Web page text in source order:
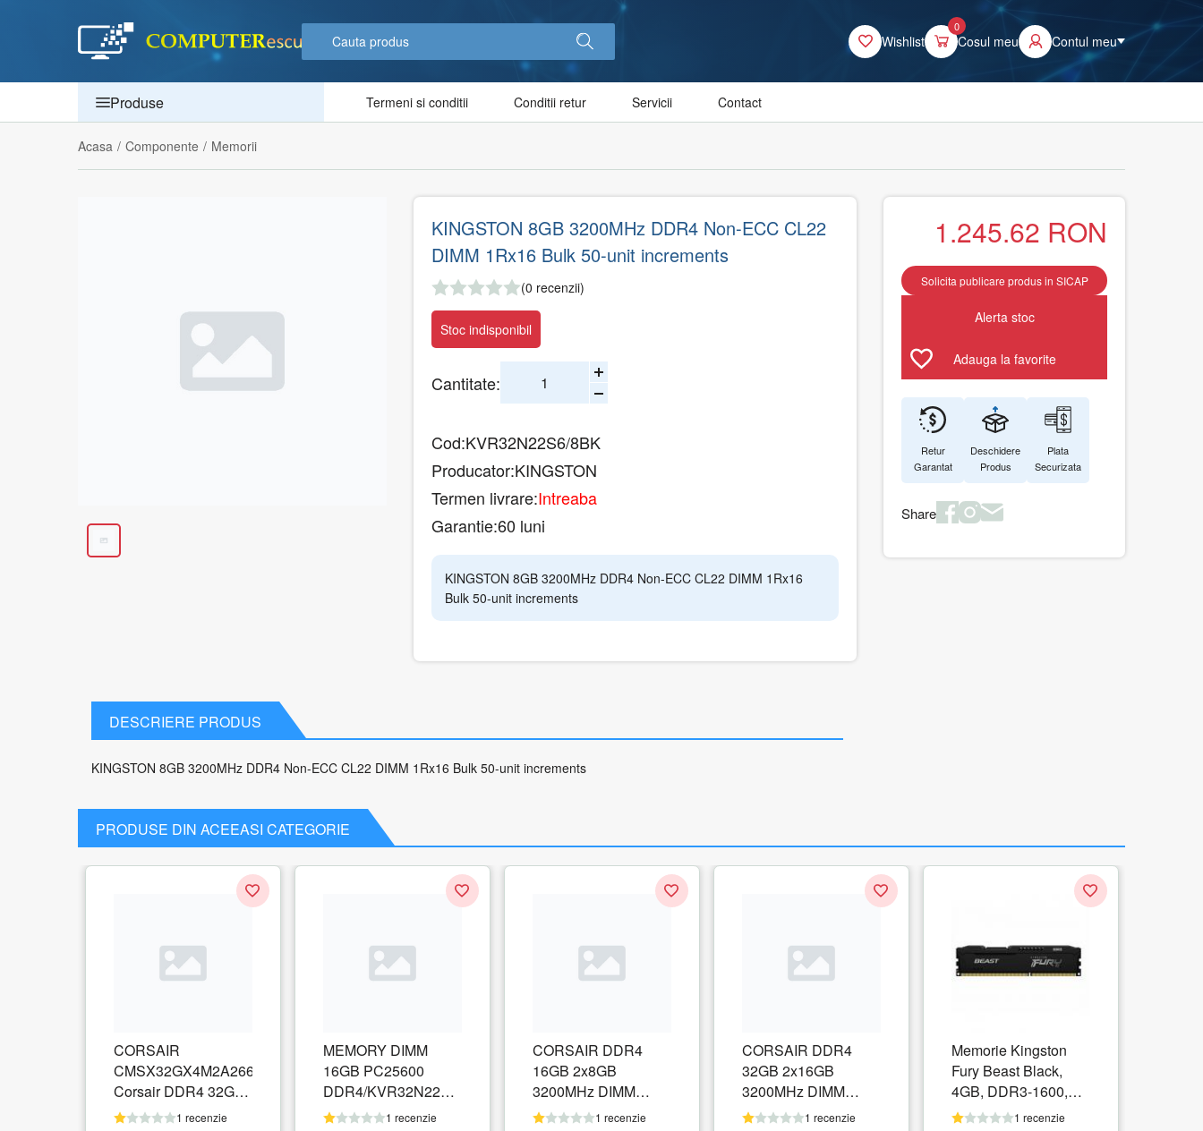
Wishlist
0
Cosul meu Contul meu
Produse Termeni si conditii Conditii retur Servicii Contact
Acasa / Componente / Memorii
KINGSTON 8GB 3200MHz DDR4 Non-ECC CL22
DIMM 1Rx16 Bulk 50-unit increments
(0 recenzii)
Stoc indisponibil
Cantitate:
Cod:KVR32N22S6/8BK
Producator:KINGSTON
Termen livrare:Intreaba
Garantie:60 luni
KINGSTON 8GB 3200MHz DDR4 Non-ECC CL22 DIMM 1Rx16
Bulk 50-unit increments
DESCRIERE PRODUS
KINGSTON 8GB 3200MHz DDR4 Non-ECC CL22 DIMM 1Rx16 Bulk 50-unit increments
1.245.62 RON
Solicita publicare produs in SICAP
Alerta stoc
Adauga la favorite
Retur
Garantat
Deschidere
Produs
Plata
Securizata
Share
PRODUSE DIN ACEEASI CATEGORIE
CORSAIR
CMSX32GX4M2A2666C18
Corsair DDR4 32GB
(2x16GB) 2666MHz
1 recenzie
MEMORY DIMM
16GB PC25600
DDR4/KVR32N22S8/16
KINGSTON1 recenzie
CORSAIR DDR4
16GB 2x8GB
3200MHz DIMM
CL16 VENGEANCE
1 recenzie
CORSAIR DDR4
32GB 2x16GB
3200MHz DIMM
CL16 VENGEANCE
1 recenzie
Memorie Kingston
Fury Beast Black,
4GB, DDR3-1600,
CL10
1 recenzie